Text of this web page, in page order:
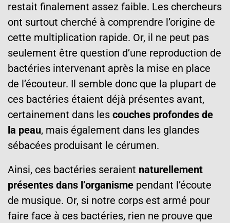
restait finalement assez faible. Les chercheurs
ont surtout cherché à comprendre l’origine de
cette multiplication rapide. Or, il ne peut pas
seulement être question d’une reproduction de
bactéries intervenant après la mise en place
de l’écouteur. Il semble donc que la plupart de
ces bactéries étaient déjà présentes avant,
certainement dans les couches profondes de
la peau, mais également dans les glandes
sébacées produisant le cérumen.
Ainsi, ces bactéries seraient naturellement
présentes dans l’organisme pendant l’écoute
de musique. Or, si notre corps est armé pour
faire face à ces bactéries, rien ne prouve que